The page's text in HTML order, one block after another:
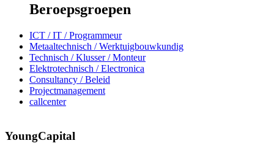
Beroepsgroepen
ICT / IT / Programmeur
Metaaltechnisch / Werktuigbouwkundig
Technisch / Klusser / Monteur
Elektrotechnisch / Electronica
Consultancy / Beleid
Projectmanagement
callcenter
YoungCapital